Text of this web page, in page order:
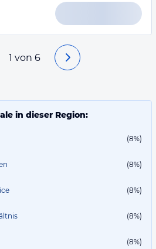
1 von 6
in dieser Region:
(8%)
(8%)
(8%)
(8%)
(8%)